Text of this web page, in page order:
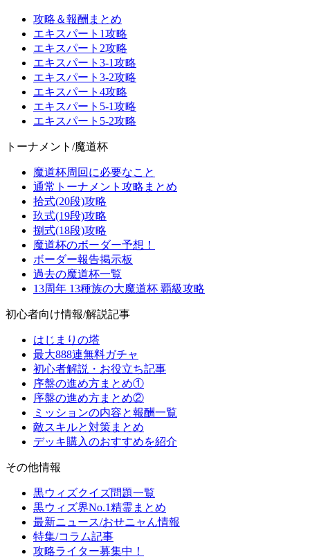
攻略＆報酬まとめ
エキスパート1攻略
エキスパート2攻略
エキスパート3-1攻略
エキスパート3-2攻略
エキスパート4攻略
エキスパート5-1攻略
エキスパート5-2攻略
トーナメント/魔道杯
魔道杯周回に必要なこと
通常トーナメント攻略まとめ
拾式(20段)攻略
玖式(19段)攻略
捌式(18段)攻略
魔道杯のボーダー予想！
ボーダー報告掲示板
過去の魔道杯一覧
13周年 13種族の大魔道杯 覇級攻略
初心者向け情報/解説記事
はじまりの塔
最大888連無料ガチャ
初心者解説・お役立ち記事
序盤の進め方まとめ①
序盤の進め方まとめ②
ミッションの内容と報酬一覧
敵スキルと対策まとめ
デッキ購入のおすすめを紹介
その他情報
黒ウィズクイズ問題一覧
黒ウィズ界No.1精霊まとめ
最新ニュース/おせニャん情報
特集/コラム記事
攻略ライター募集中！